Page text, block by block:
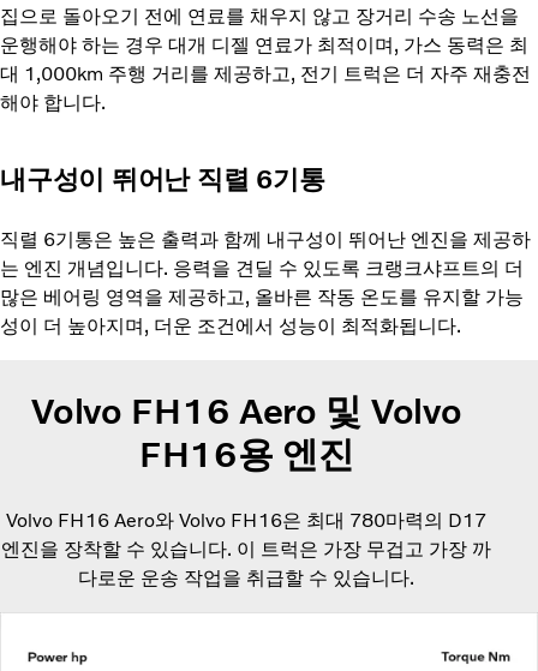
집으로 돌아오기 전에 연료를 채우지 않고 장거리 수송 노선을
운행해야 하는 경우 대개 디젤 연료가 최적이며, 가스 동력은 최
대 1,000km 주행 거리를 제공하고, 전기 트럭은 더 자주 재충전
해야 합니다.
내구성이 뛰어난 직렬 6기통
직렬 6기통은 높은 출력과 함께 내구성이 뛰어난 엔진을 제공하
는 엔진 개념입니다. 응력을 견딜 수 있도록 크랭크샤프트의 더
많은 베어링 영역을 제공하고, 올바른 작동 온도를 유지할 가능
성이 더 높아지며, 더운 조건에서 성능이 최적화됩니다.
Volvo FH16 Aero 및 Volvo
FH16용 엔진
Volvo FH16 Aero와 Volvo FH16은 최대 780마력의 D17
엔진을 장착할 수 있습니다. 이 트럭은 가장 무겁고 가장 까
다로운 운송 작업을 취급할 수 있습니다.